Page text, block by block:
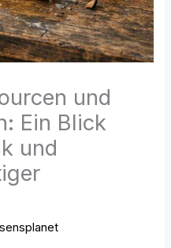
und
Ein Blick
und